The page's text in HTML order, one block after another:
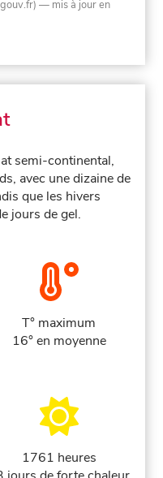
— mis à jour en
semi-continental,
avec une dizaine de
que les hivers
jours de gel.
T° maximum
16° en moyenne
1761 heures